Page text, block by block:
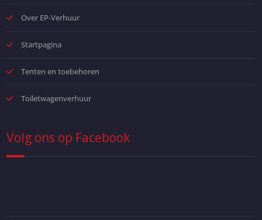
Over EP-Verhuur
Startpagina
Tenten en toebehoren
Toiletwagenverhuur
Volg ons op Facebook